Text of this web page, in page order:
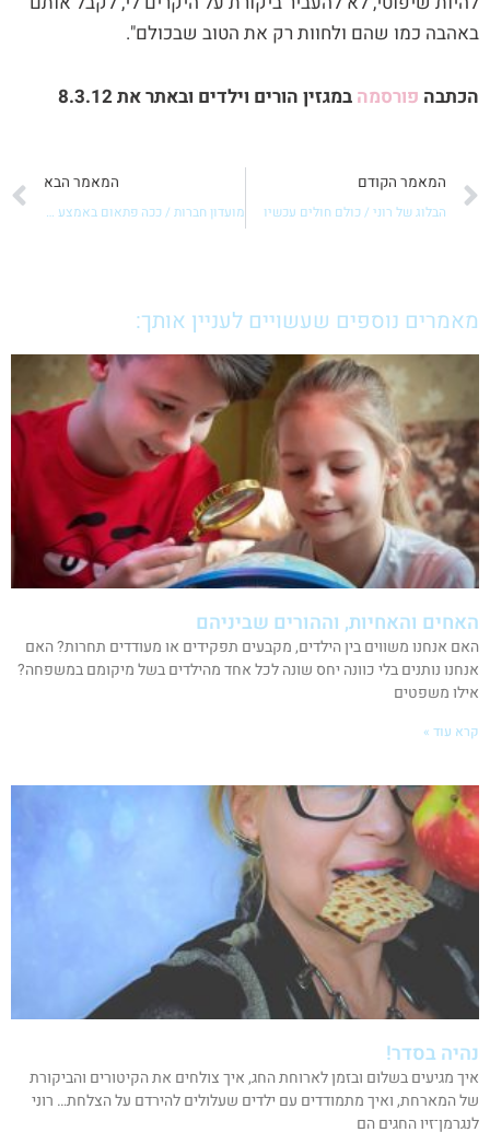
באהבה כמו שהם ולחוות רק את הטוב שבכולם".
הכתבה פורסמה במגזין הורים וילדים ובאתר את 8.3.12
קודם
המאמר הקודם
הבלוג של רוני / כולם חולים עכשיו
המאמר הבא
מועדון חברות / ככה פתאום באמצע החיים
מאמרים נוספים שעשויים לעניין אותך:
האחים והאחיות, וההורים שביניהם
האם אנחנו משווים בין הילדים, מקבעים תפקידים או מעודדים תחרות? האם
אנחנו נותנים בלי כוונה יחס שונה לכל אחד מהילדים בשל מיקומם במשפחה?
אילו משפטים
קרא עוד »
נהיה בסדר!
איך מגיעים בשלום ובזמן לארוחת החג, איך צולחים את הקיטורים והביקורת
של המארחת, ואיך מתמודדים עם ילדים שעלולים להירדם על הצלחת… רוני
לנגרמן־זיו החגים הם